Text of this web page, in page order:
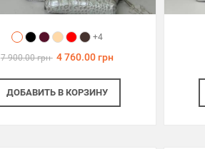
+4
7 900.00 грн 4 760.00 грн
ДОБАВИТЬВ КОРЗИНУ